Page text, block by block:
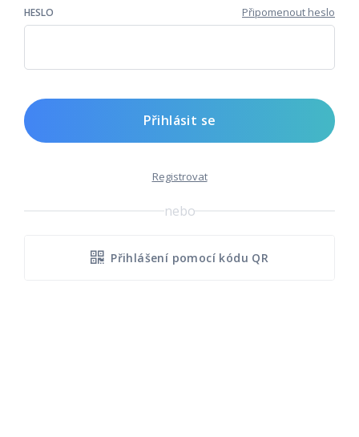
HESLO Připomenout heslo
Přihlásit se
Registrovat
nebo
Přihlášení pomocí kódu QR